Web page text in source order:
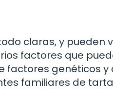
claras, y pueden
factores que
factores genéticos
familiares de